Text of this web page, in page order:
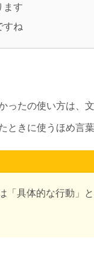
ます
すね
ったの使い方は、
ときに使うほめ言葉
「具体的な行動」